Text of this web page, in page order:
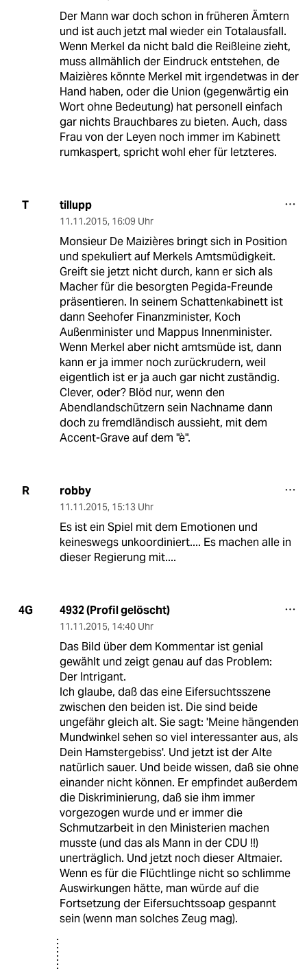
Der Mann war doch schon in früheren Ämtern
und ist auch jetzt mal wieder ein Totalausfall.
Wenn Merkel da nicht bald die Reißleine zieht,
muss allmählich der Eindruck entstehen, de
Maizières könnte Merkel mit irgendetwas in der
Hand haben, oder die Union (gegenwärtig ein
Wort ohne Bedeutung) hat personell einfach
gar nichts Brauchbares zu bieten. Auch, dass
Frau von der Leyen noch immer im Kabinett
rumkaspert, spricht wohl eher für letzteres.
T tillupp
11.11.2015, 16:09 Uhr
Monsieur De Maizières bringt sich in Position
und spekuliert auf Merkels Amtsmüdigkeit.
Greift sie jetzt nicht durch, kann er sich als
Macher für die besorgten Pegida-Freunde
präsentieren. In seinem Schattenkabinett ist
dann Seehofer Finanzminister, Koch
Außenminister und Mappus Innenminister.
Wenn Merkel aber nicht amtsmüde ist, dann
kann er ja immer noch zurückrudern, weil
eigentlich ist er ja auch gar nicht zuständig.
Clever, oder? Blöd nur, wenn den
Abendlandschützern sein Nachname dann
doch zu fremdländisch aussieht, mit dem
Accent-Grave auf dem "è".
R robby
11.11.2015, 15:13 Uhr
Es ist ein Spiel mit dem Emotionen und
keineswegs unkoordiniert.... Es machen alle in
dieser Regierung mit....
4G 4932 (Profil gelöscht)
11.11.2015, 14:40 Uhr
Das Bild über dem Kommentar ist genial
gewählt und zeigt genau auf das Problem:
Der Intrigant.
Ich glaube, daß das eine Eifersuchtsszene
zwischen den beiden ist. Die sind beide
ungefähr gleich alt. Sie sagt: 'Meine hängenden
Mundwinkel sehen so viel interessanter aus, als
Dein Hamstergebiss'. Und jetzt ist der Alte
natürlich sauer. Und beide wissen, daß sie ohne
einander nicht können. Er empfindet außerdem
die Diskriminierung, daß sie ihm immer
vorgezogen wurde und er immer die
Schmutzarbeit in den Ministerien machen
musste (und das als Mann in der CDU !!)
unerträglich. Und jetzt noch dieser Altmaier.
Wenn es für die Flüchtlinge nicht so schlimme
Auswirkungen hätte, man würde auf die
Fortsetzung der Eifersuchtssoap gespannt
sein (wenn man solches Zeug mag).